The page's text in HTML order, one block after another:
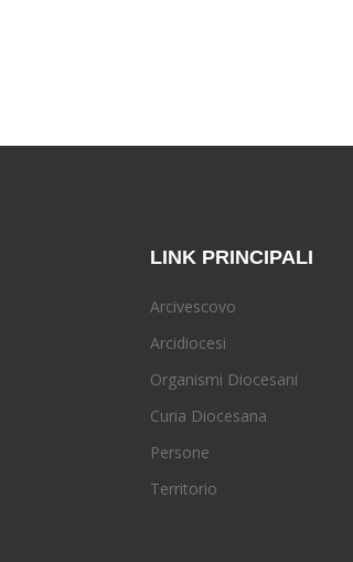
LINK PRINCIPALI
Arcivescovo
Arcidiocesi
Organismi Diocesani
Curia Diocesana
Persone
Territorio